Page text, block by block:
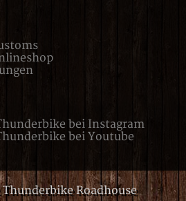
Roadhouse